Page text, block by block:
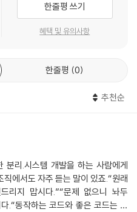
을 보다 명확히 이해할 수 있도록
다.
]
가 있습니다. 그 중 일부를 소개한
대하여
산을 내려오는 것을 흔히 40일간
니다. 하지만 나이와 상황의 차이
른의 예수와 관련 지으며 하산하
수에 대한 패러디로 보기에는 무
예수를 작중의 차라투스트라보다
한줄평 쓰기
혜택 및 유의사항
한줄평 0
추천순
분리.시스템 개발을 하는 사람에게
에서도 자주 듣는 말이 있죠.“원래
리지 맙시다.”“문제 없으니 놔두
.“동작하는 코드와 좋은 코드는 다